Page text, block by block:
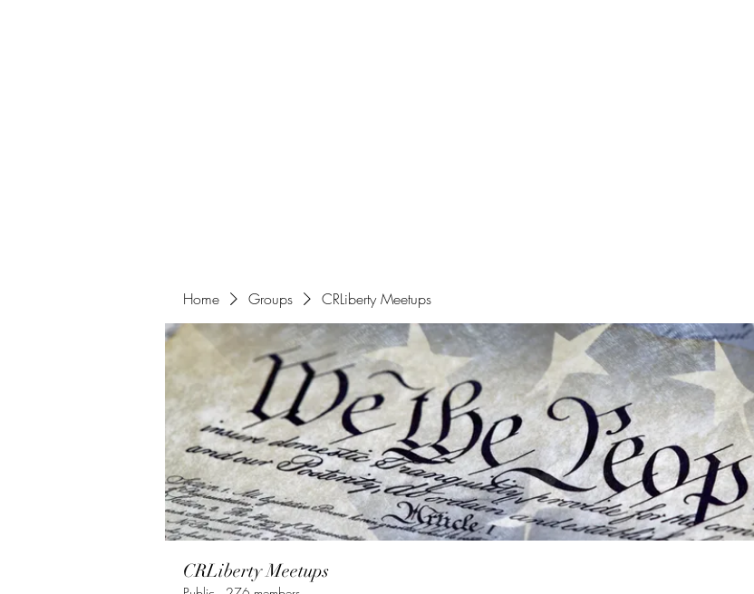
Home Groups CRLiberty Meetups
CRLiberty Meetups